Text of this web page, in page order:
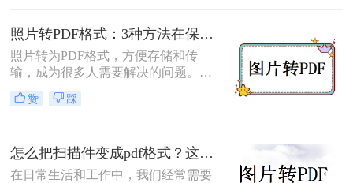
并成一个 PDF 文件，本文将介绍图片
如何转换为PDF格式。
照片转PDF格式：3种方法在保留EXIF信息和画质上的差异！
照片转为PDF格式，方便存储和传
输，成为很多人需要解决的问题。无
论是为了整理相册、备份照片，还是
为了表格化、合并分享，PDF格式都
简单而快速的方法，帮助您轻松实现
照片转PDF的操作。
赞 踩
怎么把扫描件变成pdf格式？这三种方法简单又实用！
在日常生活和工作中，我们经常需要